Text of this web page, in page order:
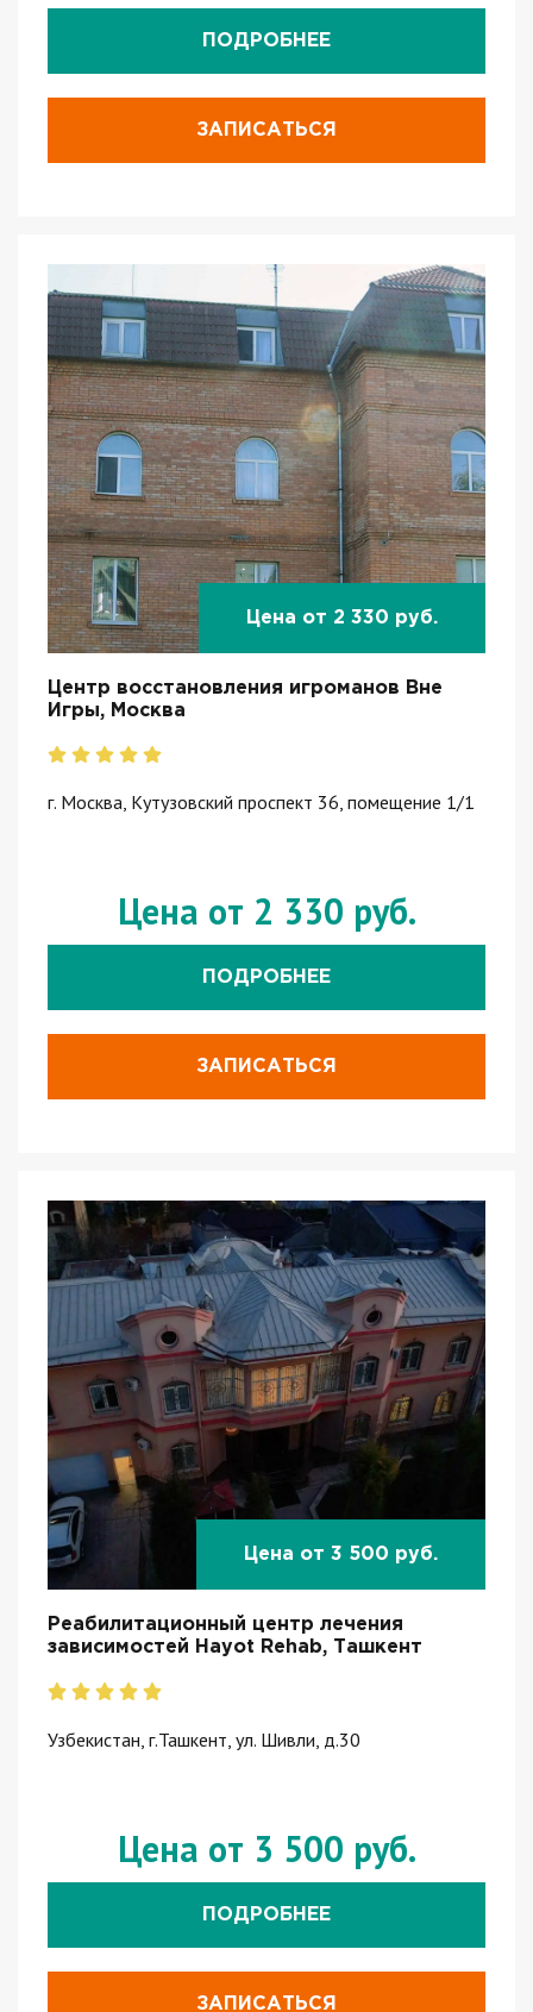
ПОДРОБНЕЕ
ЗАПИСАТЬСЯ
Цена от 2 330 руб.
Центр восстановления игроманов Вне
Игры, Москва
г. Москва, Кутузовский проспект 36, помещение 1/1
Цена от 2 330 руб.
ПОДРОБНЕЕ
ЗАПИСАТЬСЯ
Цена от 3 500 руб.
Реабилитационный центр лечения
зависимостей Hayot Rehab, Ташкент
Узбекистан, г.Ташкент, ул. Шивли, д.30
Цена от 3 500 руб.
ПОДРОБНЕЕ
ЗАПИСАТЬСЯ